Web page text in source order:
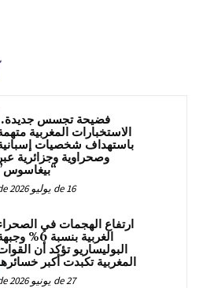
فضيحة تجسس
الاستخبارات المغربية
باستهداف شخصيات
وصحراوية وجزائرية عبر
16 de يوليو de 2026
ارتفاع الهجمات في
الغربية بنسبة 6%
البوليساريو تؤكد أن
المغربية تكبدت أكبر
27 de يونيو de 2026